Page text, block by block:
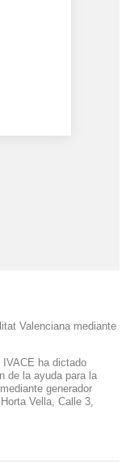
Valenciana mediante
IVACE ha dictado
de la ayuda para la
generador
Vella, Calle 3,